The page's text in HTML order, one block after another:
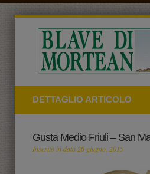
DETTAGLIO ARTICOLO
Gusta Medio Friuli – San
Inserito in data 26 giugno, 2015